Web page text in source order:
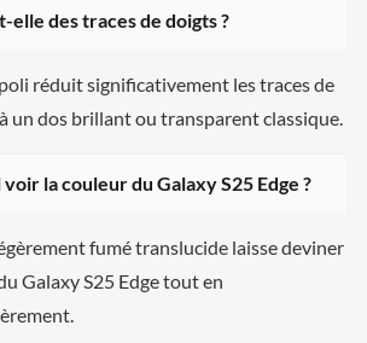
elle des traces de doigts ?
réduit significativement les traces de
un dos brillant ou transparent classique.
la couleur du Galaxy S25 Edge ?
fumé translucide laisse deviner
Galaxy S25 Edge tout en